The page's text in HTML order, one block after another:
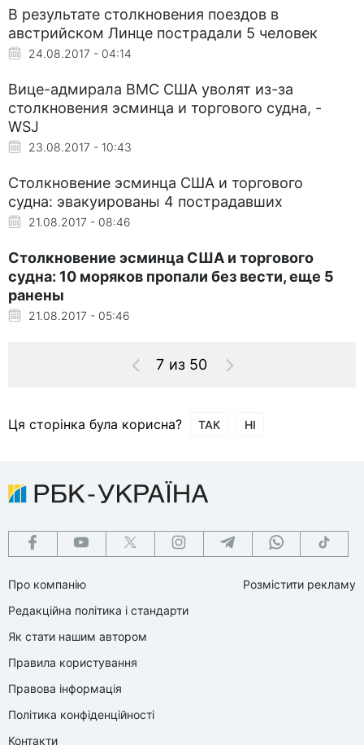
В результате столкновения поездов в
австрийском Линце пострадали 5 человек
24.08.2017 - 04:14
Вице-адмирала ВМС США уволят из-за
столкновения эсминца и торгового судна, -
WSJ
23.08.2017 - 10:43
Столкновение эсминца США и торгового
судна: эвакуированы 4 пострадавших
21.08.2017 - 08:46
Столкновение эсминца США и торгового
судна: 10 моряков пропали без вести, еще 5
ранены
21.08.2017 - 05:46
7 из 50
Ця сторінка була корисна? ТАК НІ
Про компанію
Редакційна політика і стандарти
Як стати нашим автором
Правила користування
Правова інформація
Політика конфіденційності
Контакти
Розмістити рекламу